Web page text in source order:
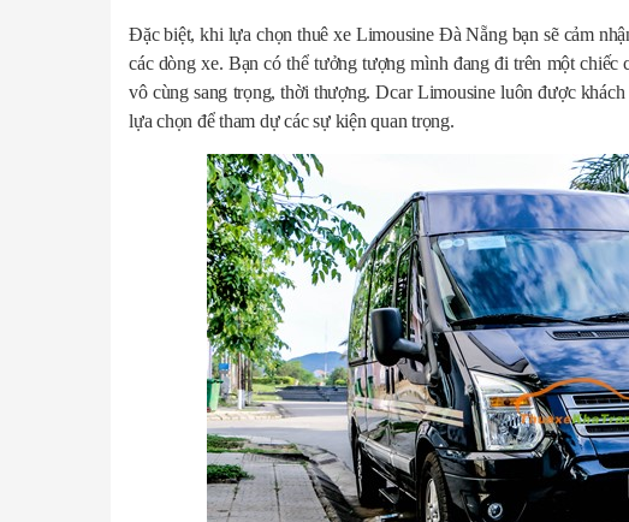
Đặc biệt, khi lựa chọn thuê xe Limousine Đà Nẵng bạn sẽ cảm
các dòng xe. Bạn có thể tưởng tượng mình đang đi trên một
vô cùng sang trọng, thời thượng. Dcar Limousine luôn được
lựa chọn để tham dự các sự kiện quan trọng.